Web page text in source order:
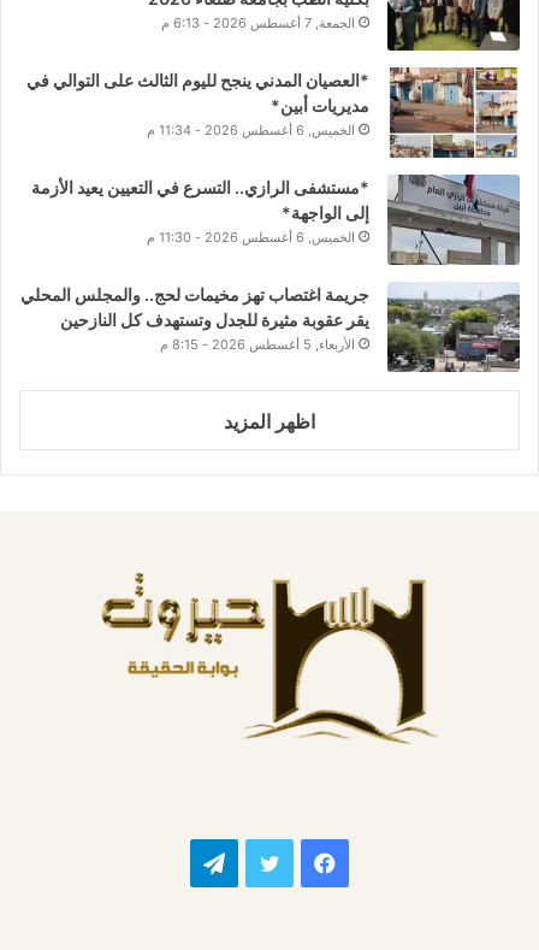
الجمعة, 7 أغسطس 2026 - 6:13 م
*العصيان المدني ينجح لليوم الثالث على التوالي في
مديريات أبين*
الخميس, 6 أغسطس 2026 - 11:34 م
*مستشفى الرازي.. التسرع في التعيين يعيد الأزمة
إلى الواجهة*
الخميس, 6 أغسطس 2026 - 11:30 م
جريمة اغتصاب تهز مخيمات لحج.. والمجلس المحلي
يقر عقوبة مثيرة للجدل وتستهدف كل النازحين
الأربعاء, 5 أغسطس 2026 - 8:15 م
اظهر المزيد
فيسبوك تويتر تيلقرام